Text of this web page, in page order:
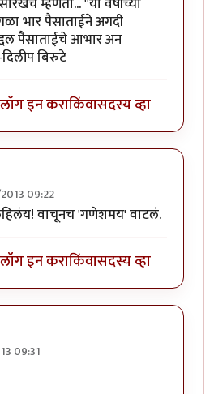
भार पैसाताईने अगदी
पैसाताईचे आभार अन
बिरुटे
लॉग इन कराकिंवासदस्य व्हा
09:22
वाचूनच 'गणेशमय' वाटलं.
लॉग इन कराकिंवासदस्य व्हा
09:31